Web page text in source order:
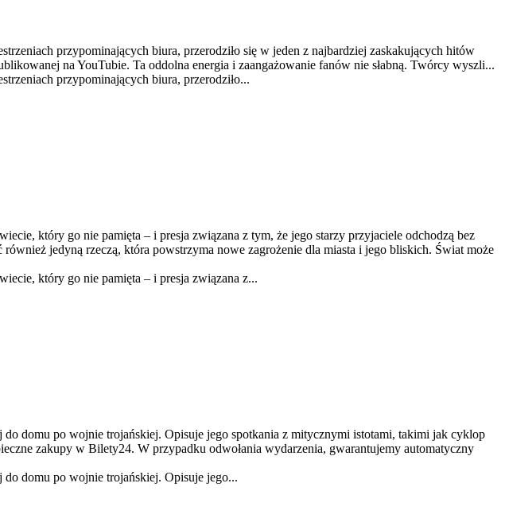
przypominających biura, przerodziło się w jeden z najbardziej zaskakujących hitów
na YouTubie. Ta oddolna energia i zaangażowanie fanów nie słabną. Twórcy wyszli...
przypominających biura, przerodziło...
który go nie pamięta – i presja związana z tym, że jego starzy przyjaciele odchodzą bez
jedyną rzeczą, która powstrzyma nowe zagrożenie dla miasta i jego bliskich. Świat może
który go nie pamięta – i presja związana z...
domu po wojnie trojańskiej. Opisuje jego spotkania z mitycznymi istotami, takimi jak cyklop
zakupy w Bilety24. W przypadku odwołania wydarzenia, gwarantujemy automatyczny
do domu po wojnie trojańskiej. Opisuje jego...